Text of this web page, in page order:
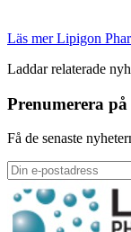
Läs mer Lipigon
Laddar relaterade
Prenumerera
Få de senaste